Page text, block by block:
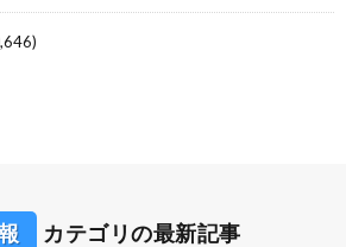
カテゴリの最新記事